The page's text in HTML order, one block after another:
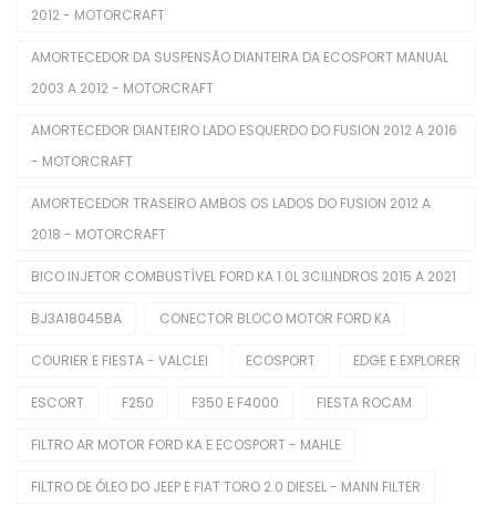
Pastilhas De Freios
Servo Freio
Comutadores De Ignição
Difusores De Ar
Interruptores De Direção
Manopla De Câmbio
Pedais Do Freio
Limpeza Automotiva
2012 - MOTORCRAFT
AMORTECEDOR DA SUSPENSÃO DIANTEIRA DA ECOSPORT MANUAL
2003 A 2012 - MOTORCRAFT
AMORTECEDOR DIANTEIRO LADO ESQUERDO DO FUSION 2012 A 2016
- MOTORCRAFT
AMORTECEDOR TRASEIRO AMBOS OS LADOS DO FUSION 2012 A
2018 - MOTORCRAFT
BICO INJETOR COMBUSTÍVEL FORD KA 1.0L 3CILINDROS 2015 A 2021
BJ3A18045BA CONECTOR BLOCO MOTOR FORD KA
COURIER E FIESTA - VALCLEI ECOSPORT EDGE E EXPLORER
ESCORT F250 F350 E F4000 FIESTA ROCAM
FILTRO AR MOTOR FORD KA E ECOSPORT - MAHLE
FILTRO DE ÓLEO DO JEEP E FIAT TORO 2.0 DIESEL - MANN FILTER